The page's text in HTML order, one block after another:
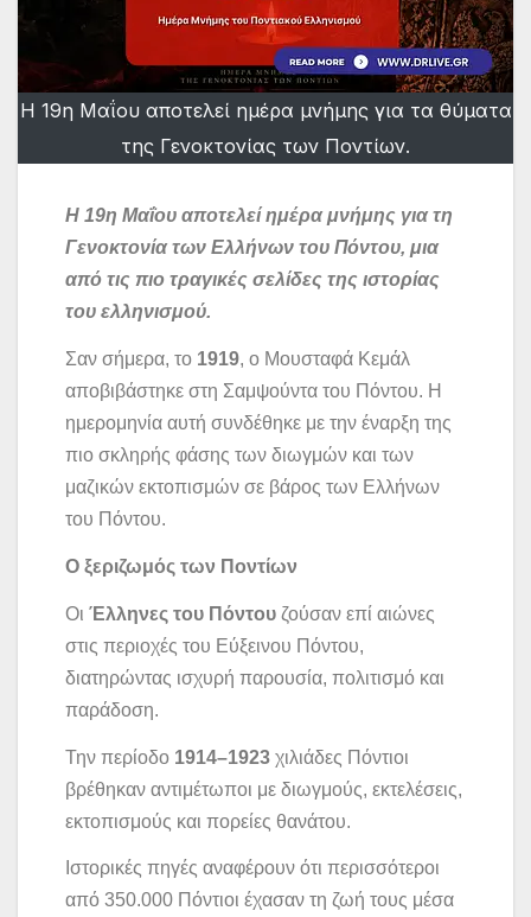
Η 19η Μαΐου αποτελεί ημέρα μνήμης για τα θύματα
της Γενοκτονίας των Ποντίων.
Η 19η Μαΐου αποτελεί ημέρα μνήμης για τη
Γενοκτονία των Ελλήνων του Πόντου, μια
από τις πιο τραγικές σελίδες της ιστορίας
του ελληνισμού.
Σαν σήμερα, το 1919, ο Μουσταφά Κεμάλ
αποβιβάστηκε στη Σαμψούντα του Πόντου. Η
ημερομηνία αυτή συνδέθηκε με την έναρξη της
πιο σκληρής φάσης των διωγμών και των
μαζικών εκτοπισμών σε βάρος των Ελλήνων
του Πόντου.
Ο ξεριζωμός των Ποντίων
Οι Έλληνες του Πόντου ζούσαν επί αιώνες
στις περιοχές του Εύξεινου Πόντου,
διατηρώντας ισχυρή παρουσία, πολιτισμό και
παράδοση.
Την περίοδο 1914–1923 χιλιάδες Πόντιοι
βρέθηκαν αντιμέτωποι με διωγμούς, εκτελέσεις,
εκτοπισμούς και πορείες θανάτου.
Ιστορικές πηγές αναφέρουν ότι περισσότεροι
από 350.000 Πόντιοι έχασαν τη ζωή τους μέσα